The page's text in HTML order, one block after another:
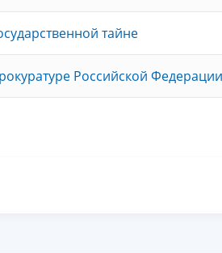
тайне
Российской Федерации